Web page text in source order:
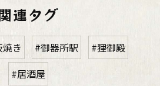
連タグ
き #御器所駅
#狸御殿
#居酒屋